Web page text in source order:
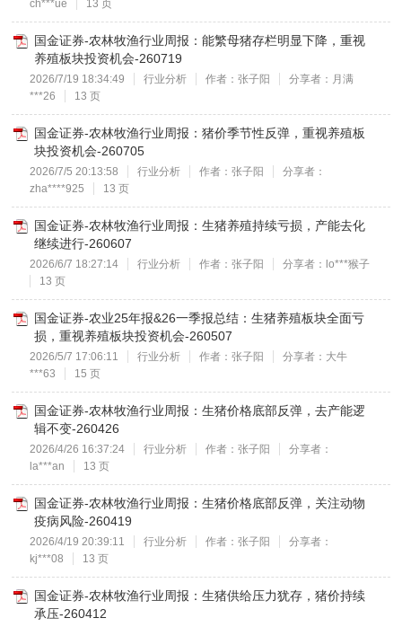
ch***ue
13 页
国金证券-农林牧渔行业周报：能繁母猪存栏明显下降，重视
养殖板块投资机会-260719
2026/7/19 18:34:49 行业分析 作者：张子阳
分享者：月满
***26
13 页
国金证券-农林牧渔行业周报：猪价季节性反弹，重视养殖板
块投资机会-260705
2026/7/5 20:13:58 行业分析 作者：张子阳
分享者：
zha****925
13 页
国金证券-农林牧渔行业周报：生猪养殖持续亏损，产能去化
继续进行-260607
2026/6/7 18:27:14 行业分析 作者：张子阳
分享者：lo***猴子
13 页
国金证券-农业25年报&26一季报总结：生猪养殖板块全面亏
损，重视养殖板块投资机会-260507
2026/5/7 17:06:11 行业分析 作者：张子阳
分享者：大牛
***63
15 页
国金证券-农林牧渔行业周报：生猪价格底部反弹，去产能逻
辑不变-260426
2026/4/26 16:37:24 行业分析 作者：张子阳
分享者：
la***an
13 页
国金证券-农林牧渔行业周报：生猪价格底部反弹，关注动物
疫病风险-260419
2026/4/19 20:39:11 行业分析 作者：张子阳
分享者：
kj***08
13 页
国金证券-农林牧渔行业周报：生猪供给压力犹存，猪价持续
承压-260412